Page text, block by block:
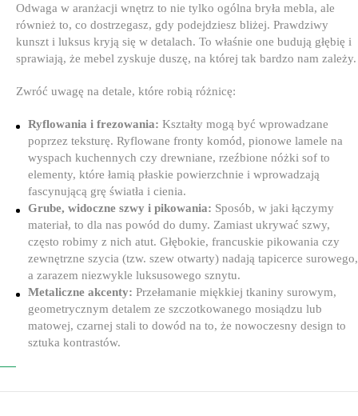
Odwaga w aranżacji wnętrz to nie tylko ogólna bryła mebla, ale
również to, co dostrzegasz, gdy podejdziesz bliżej. Prawdziwy
kunszt i luksus kryją się w detalach. To właśnie one budują głębię i
sprawiają, że mebel zyskuje duszę, na której tak bardzo nam zależy.
Zwróć uwagę na detale, które robią różnicę:
Ryflowania i frezowania: Kształty mogą być wprowadzane
poprzez teksturę. Ryflowane fronty komód, pionowe lamele na
wyspach kuchennych czy drewniane, rzeźbione nóżki sof to
elementy, które łamią płaskie powierzchnie i wprowadzają
fascynującą grę światła i cienia.
Grube, widoczne szwy i pikowania: Sposób, w jaki łączymy
materiał, to dla nas powód do dumy. Zamiast ukrywać szwy,
często robimy z nich atut. Głębokie, francuskie pikowania czy
zewnętrzne szycia (tzw. szew otwarty) nadają tapicerce surowego,
a zarazem niezwykle luksusowego sznytu.
Metaliczne akcenty: Przełamanie miękkiej tkaniny surowym,
geometrycznym detalem ze szczotkowanego mosiądzu lub
matowej, czarnej stali to dowód na to, że nowoczesny design to
sztuka kontrastów.